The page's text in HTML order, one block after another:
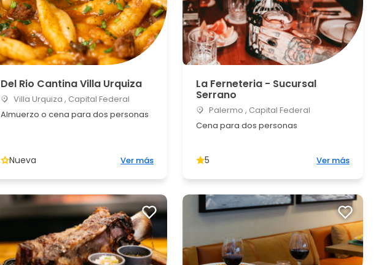
Del Rio Cantina Villa Urquiza
Villa Urquiza , Capital Federal
Almuerzo o cena para dos personas
Nueva Ver más
La Ferneteria - Sucursal
Serrano
Palermo , Capital Federal
Cena para dos personas
5 Ver más